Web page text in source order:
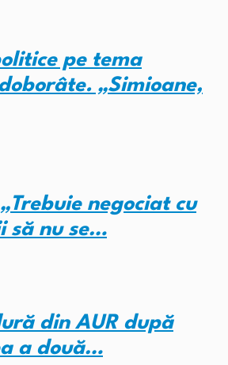
pe tema
„Simioane,
negociat cu
să nu se…
din AUR după
a două…